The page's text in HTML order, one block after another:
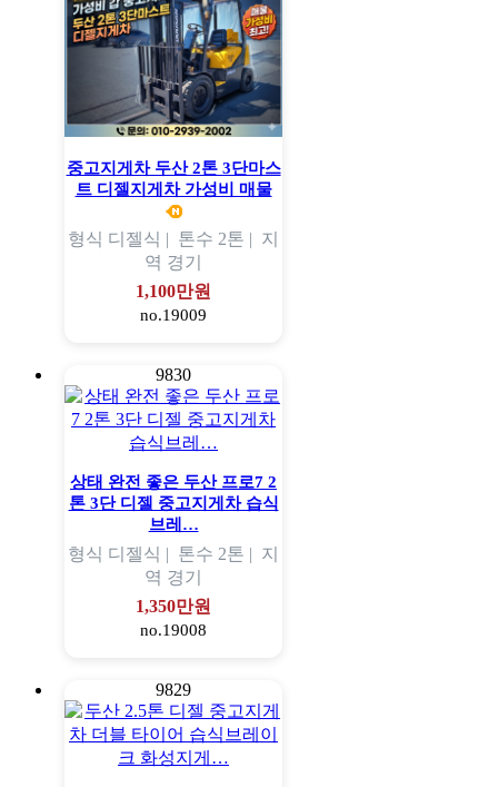
중고지게차 두산 2톤 3단마스
트 디젤지게차 가성비 매물
형식 디젤식 | 톤수 2톤 | 지
역 경기
1,100만원
no.19009
9830
상태 완전 좋은 두산 프로7 2
톤 3단 디젤 중고지게차 습식
브레…
형식 디젤식 | 톤수 2톤 | 지
역 경기
1,350만원
no.19008
9829